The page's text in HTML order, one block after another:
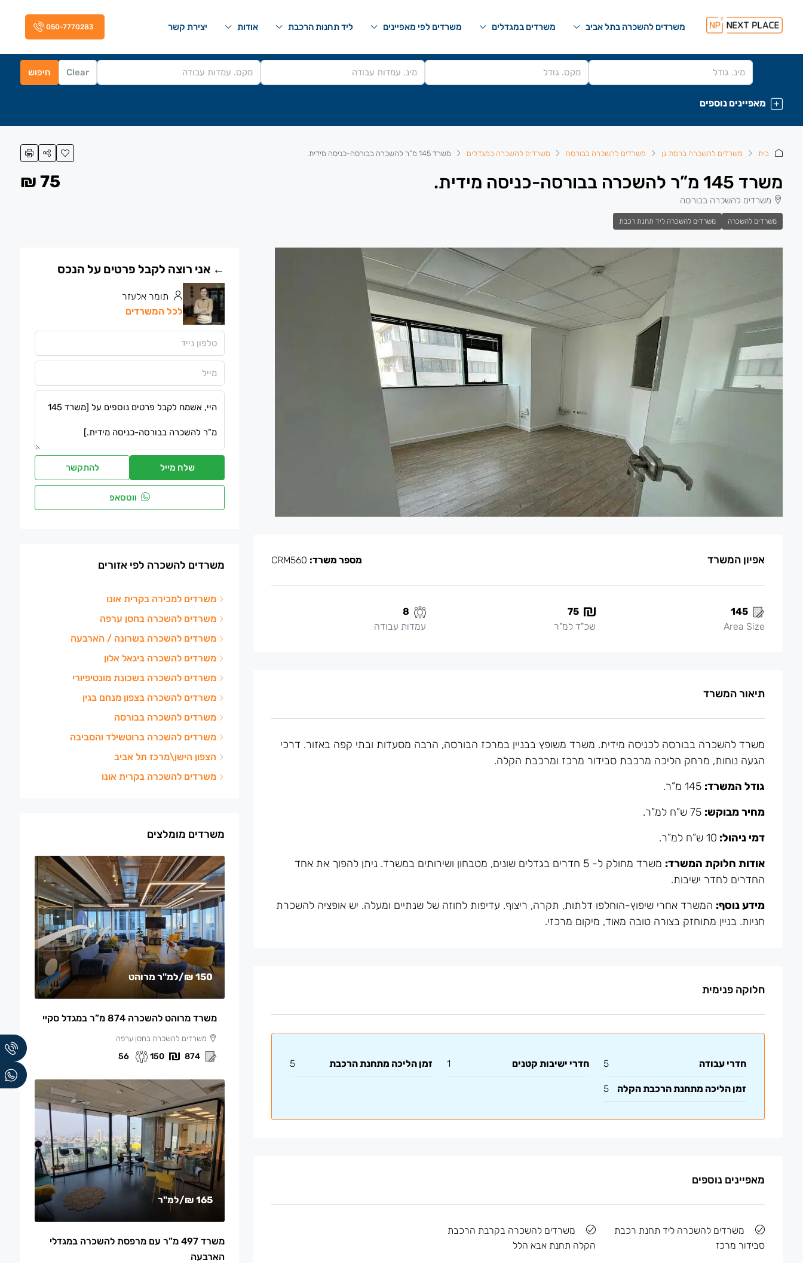
משרדים להשכרה בתל אביב משרדים במגדלים משרדים לפי מאפיינים ליד תחנות הרכבת אודות יצירת קשר 050-7770283
Clear חיפוש
מאפיינים נוספים
בית משרדים להשכרה ברמת גן משרדים להשכרה בבורסה משרדים להשכרה במגדלים משרד 145 מ”ר להשכרה בבורסה-כניסה מידית.
משרד 145 מ”ר להשכרה בבורסה-כניסה מידית.
משרדים להשכרה בבורסה
משרדים להשכרה משרדים להשכרה ליד תחנת רכבת
75 ₪
אפיון המשרד מספר משרד:
145
Area Size
75
שכ"ד למ"ר
8
עמדות עבודה
תיאור המשרד
משרד להשכרה בבורסה לכניסה מידית. משרד משופץ בבניין במרכז הבורסה, הרבה מסעדות ובתי קפה באזור. דרכי
הגעה נוחות, מרחק הליכה מרכבת סבידור מרכז ומרכבת הקלה.
גודל המשרד:
מחיר מבוקש:
דמי ניהול: 10 ש”ח למ”ר.
אודות חלוקת המשרד:
משרד מחולק ל- 5 חדרים בגדלים שונים, מטבחון ושירותים במשרד. ניתן להפוך את אחד
החדרים לחדר ישיבות.
מידע נוסף: המשרד אחרי שיפוץ-הוחלפו דלתות, תקרה, ריצוף. עדיפות לחוזה של שנתיים ומעלה. יש אופציה להשכרת
חניות. בניין מתוחזק בצורה טובה מאוד, מיקום מרכזי.
חלוקה פנימית
חדרי עבודה 5 חדרי ישיבות קטנים 1 זמן הליכה מתחנת הרכבת 5
זמן הליכה מתחנת הרכבת הקלה 5
מאפיינים נוספים
משרדים להשכרה ליד תחנת רכבת
סבידור מרכז
משרדים להשכרה בקרבת הרכבת
הקלה תחנת אבא הלל
תומר אלעזר
לכל המשרדים
שלח מייל להתקשר
ווטסאפ
משרדים להשכרה לפי אזורים
משרדים למכירה בקרית אונו
משרדים להשכרה בחסן ערפה
משרדים להשכרה בשרונה / הארבעה
משרדים להשכרה ביגאל אלון
משרדים להשכרה בשכונת מונטיפיורי
משרדים להשכרה בצפון מנחם בגין
משרדים להשכרה בבורסה
משרדים להשכרה ברוטשילד והסביבה
הצפון הישן\מרכז תל אביב
משרדים להשכרה בקרית אונו
משרדים מומלצים
150 ₪ /למ"ר מרוהט
משרד מרוהט להשכרה 874 מ”ר במגדל סקיי
משרדים להשכרה בחסן ערפה
874
150
56
165 ₪ /למ"ר
משרד 497 מ”ר עם מרפסת להשכרה במגדלי
הארבעה